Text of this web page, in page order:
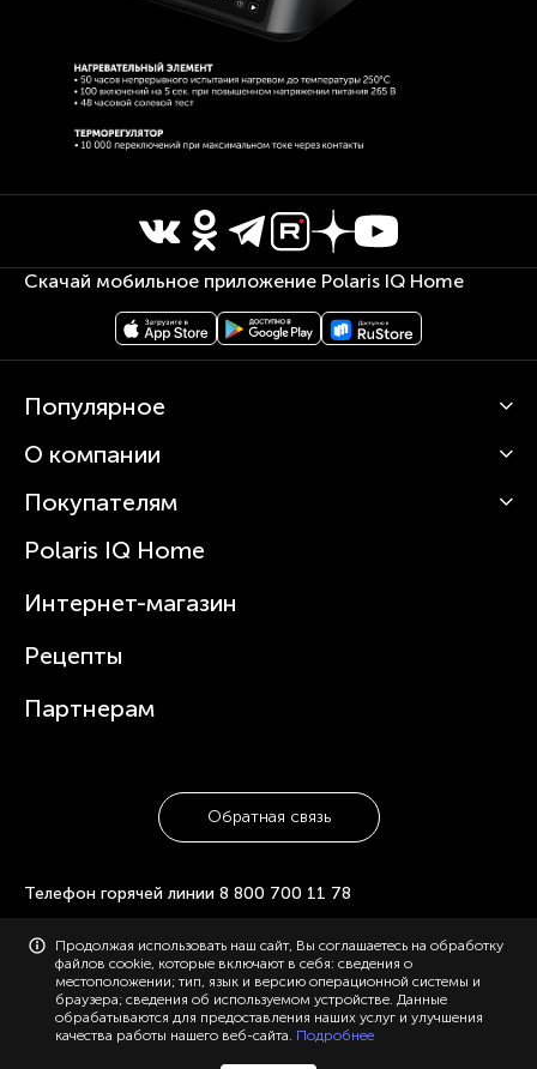
Скачай мобильное приложение Polaris IQ Home
Популярное
Кофемашины
Вертикальные пылесосы
Зубные щетки и ирригаторы
Увлажнители
Посуда
О компании
О Polaris
Статьи
Покупателям
Сервисные центры
Где купить
Polaris IQ Home
Интернет-магазин
Рецепты
Партнерам
Обратная связь
Телефон горячей линии 8 800 700 11 78
© 2006-2026 «Polaris». Все права защищены. Использование
материалов с сайта polaris.ru возможно только с разрешения
администрации, с указанием активной ссылки на сайт.
Конфиденциальность
Карта сайта
Продолжая использовать наш сайт, Вы соглашаетесь на обработку
файлов cookie, которые включают в себя: сведения о
местоположении; тип, язык и версию операционной системы и
браузера; сведения об используемом устройстве. Данные
обрабатываются для предоставления наших услуг и улучшения
качества работы нашего веб-сайта. Подробнее